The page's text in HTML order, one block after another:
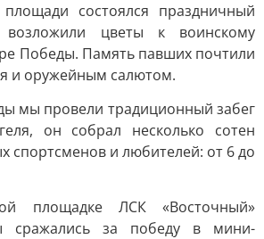
состоялся праздничный
цветы к воинскому
Победы. Память павших почтили
и оружейным салютом.
мы провели традиционный забег
он собрал несколько сотен
спортсменов и любителей: от 6 до
площадке ЛСК «Восточный»
сражались за победу в мини-